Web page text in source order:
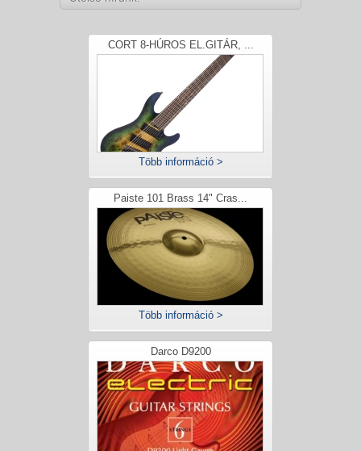
CORT 8-HÚROS EL.GITÁR, ...
Több információ >
Paiste 101 Brass 14" Cras...
Több információ >
Darco D9200